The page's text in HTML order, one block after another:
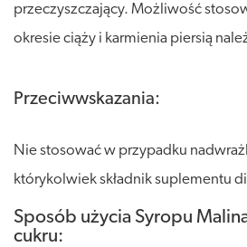
przeczyszczający. Możliwość
okresie ciąży i karmienia piersią
Przeciwwskazania:
Nie stosować w przypadku
którykolwiek składnik suplementu
Sposób użycia Syropu
cukru: